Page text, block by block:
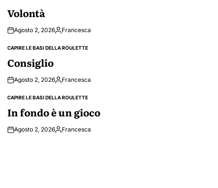
Volontà
Agosto 2, 2026PostedFrancesca
POSTED
CAPIRE LE BASI DELLA ROULETTE
Consiglio
Agosto 2, 2026PostedFrancesca
POSTED
CAPIRE LE BASI DELLA ROULETTE
In fondo è un gioco
Agosto 2, 2026PostedFrancesca